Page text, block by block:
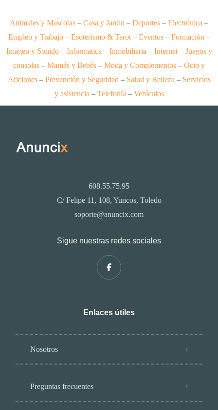
Animales y Mascotas – Casa y Jardin – Deportes – Electrónica –
Empleo y Trabajo– Esoterismo & Tarot– Eventos– Formación –
Imagen y Sonido– Informatica – Inmobiliaria – Internet– Juegos y
consolas – Mamás y Bebés – Moda y Complementos – Ocio y
Aficiones– Prevención y Seguridad – Salud y Belleza – Servicios
y asistencia – Telefonía – Vehículos
608.55.75.95
C/ Felipe 11, 108, Yuncos, Toledo
soporte@anuncix.com
Sigue nuestras redes sociales
Enlaces útiles
Nosotros
Preguntas frecuentes